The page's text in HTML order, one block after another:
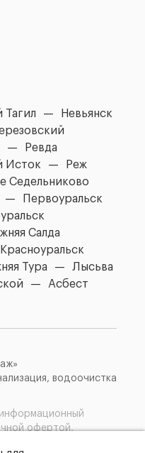
Тагил
Невьянск
Ревда
Исток
Реж
Седельниково
Первоуральск
Салда
Красноуральск
Тура
Лысьва
Асбест
водоочистка
офертой,